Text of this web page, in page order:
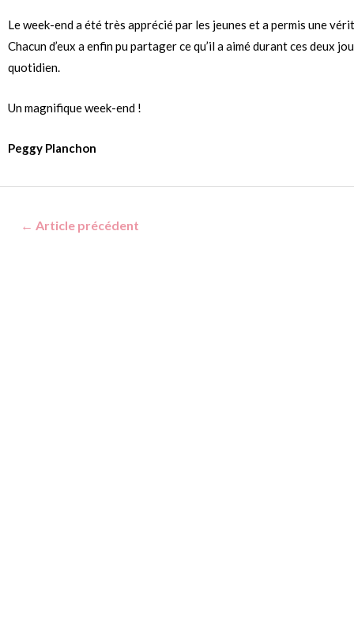
Le week-end a été très apprécié par les jeunes et a permis une
Chacun d’eux a enfin pu partager ce qu’il a aimé durant ces deux
quotidien.
Un magnifique week-end !
Peggy Planchon
← Article précédent